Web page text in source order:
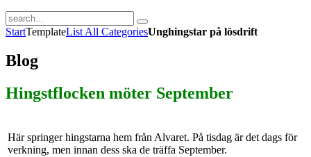
StartTemplateList All CategoriesUnghingstar på lösdrift
Blog
Hingstflocken möter September
Här springer hingstarna hem från Alvaret. På tisdag är det dags för
verkning, men innan dess ska de träffa September.